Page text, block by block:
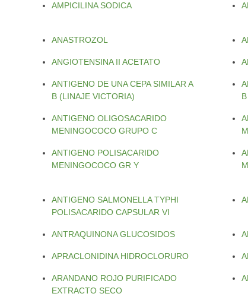
AMPICILINA SODICA
ANASTROZOL
ANGIOTENSINA II ACETATO
ANTIGENO DE UNA CEPA SIMILAR A
B (LINAJE VICTORIA)
ANTIGENO OLIGOSACARIDO
MENINGOCOCO GRUPO C
ANTIGENO POLISACARIDO
MENINGOCOCO GR Y
ANTIGENO SALMONELLA TYPHI
POLISACARIDO CAPSULAR VI
ANTRAQUINONA GLUCOSIDOS
APRACLONIDINA HIDROCLORURO
ARANDANO ROJO PURIFICADO
EXTRACTO SECO